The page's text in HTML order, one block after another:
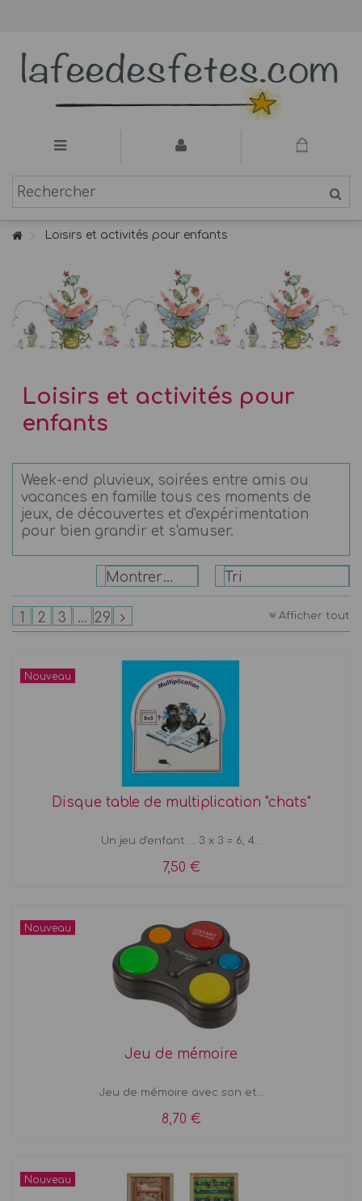
Loisirs et activités pour enfants
Loisirs et activités pour
enfants
Week-end pluvieux, soirées entre amis ou
vacances en famille tous ces moments de
jeux, de découvertes et d'expérimentation
pour bien grandir et s'amuser.
Tri
Montrer: 24
Afficher tout
1 2 3 ... 29
Nouveau
Disque table de multiplication "chats"
Un jeu d'enfant ... 3 x 3 = 6, 4...
7,50 €
Nouveau
Jeu de mémoire
Jeu de mémoire avec son et...
8,70 €
Nouveau